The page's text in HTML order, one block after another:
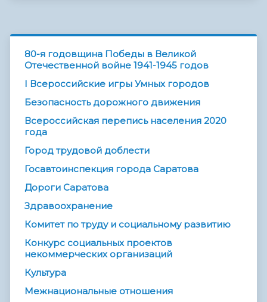
80-я годовщина Победы в Великой
Отечественной войне 1941-1945 годов
I Всероссийские игры Умных городов
Безопасность дорожного движения
Всероссийская перепись населения 2020
года
Город трудовой доблести
Госавтоинспекция города Саратова
Дороги Саратова
Здравоохранение
Комитет по труду и социальному развитию
Конкурс социальных проектов
некоммерческих организаций
Культура
Межнациональные отношения